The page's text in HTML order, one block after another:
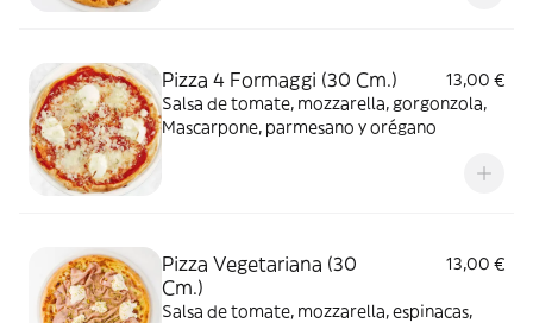
Pizza 4 Formaggi (30 Cm.)
13,00 €
Salsa de tomate, mozzarella, gorgonzola,
Mascarpone, parmesano y orégano
Pizza Vegetariana (30
Cm.)
13,00 €
Salsa de tomate, mozzarella, espinacas,